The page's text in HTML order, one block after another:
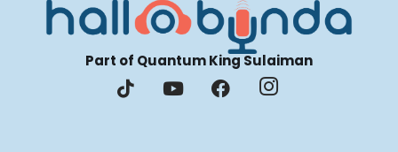
Part of Quantum King Sulaiman